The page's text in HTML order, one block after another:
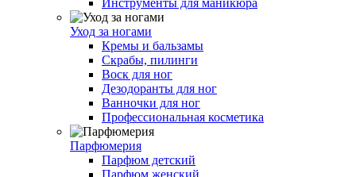
Инструменты для маникюра
Уход за ногами
Кремы и бальзамы
Скрабы, пилинги
Воск для ног
Дезодоранты для ног
Ванночки для ног
Профессиональная косметика
Парфюмерия
Парфюм детский
Парфюм женский